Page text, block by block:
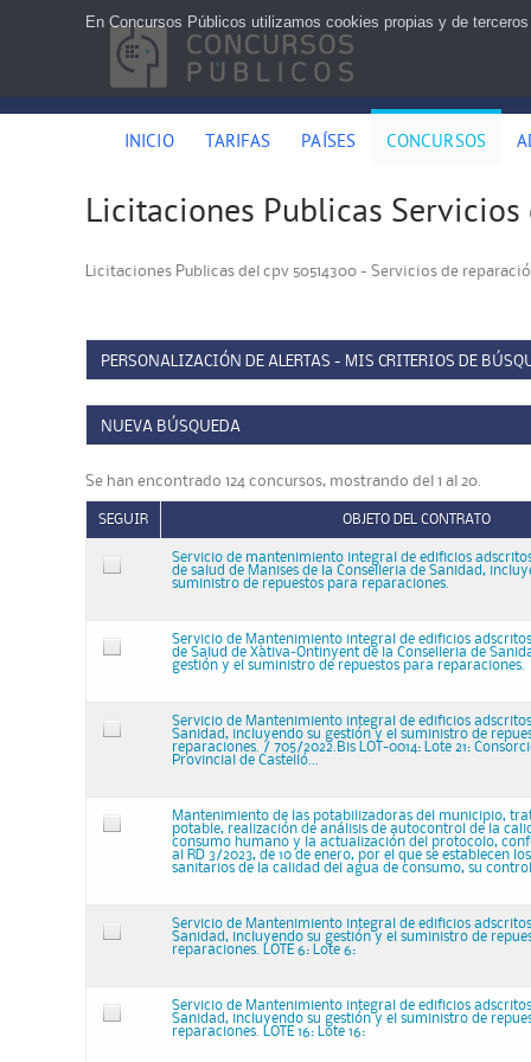
INICIO TARIFAS PAÍSES CONCURSOS
Licitaciones Publicas
Licitaciones Publicas del cpv 50514300 - Servicios de
PERSONALIZACIÓN DE ALERTAS - MIS CRITERIOS DE
NUEVA BÚSQUEDA
Se han encontrado 124 concursos, mostrando del 1 al 20.
SEGUIR OBJETO DEL CONTRATO
Servicio de mantenimiento integral de edificios
de salud de Manises de la Conselleria de Sanidad,
suministro de repuestos para reparaciones.
Servicio de Mantenimiento integral de edificios
de Salud de Xàtiva-Ontinyent de la Conselleria de
gestión y el suministro de repuestos para reparaciones.
Servicio de Mantenimiento integral de edificios
Sanidad, incluyendo su gestión y el suministro de
reparaciones. / 705/2022.Bis LOT-0014: Lote 21:
Provincial de Castelló...
Mantenimiento de las potabilizadoras del municipio,
potable, realización de análisis de autocontrol de la
consumo humano y la actualización del protocolo,
al RD 3/2023, de 10 de enero, por el que se establecen
sanitarios de la calidad del agua de consumo, su
Servicio de Mantenimiento integral de edificios
Sanidad, incluyendo su gestión y el suministro de
reparaciones. LOTE 6: Lote 6:
Servicio de Mantenimiento integral de edificios
Sanidad, incluyendo su gestión y el suministro de
reparaciones. LOTE 16: Lote 16:
En Concursos Públicos utilizamos cookies propias y de